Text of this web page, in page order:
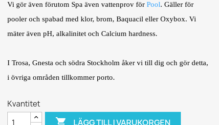
Vi gör även förutom Spa även vattenprov för Pool. Gäller för
pooler och spabad med klor, brom, Baquacil eller Oxybox. Vi
mäter även pH, alkalinitet och Calcium hardness.
I Trosa, Gnesta och södra Stockholm åker vi till dig och gör detta,
i övriga områden tillkommer porto.
Kvantitet
 LÄGG TILL I VARUKORGEN